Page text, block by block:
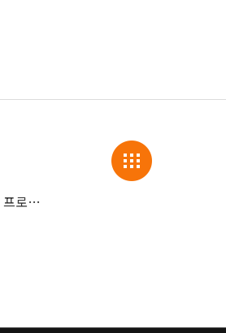
365mc 초고객만족 시리즈 10탄 - ‘닥터 지/바/고’ 프로젝트 개시!